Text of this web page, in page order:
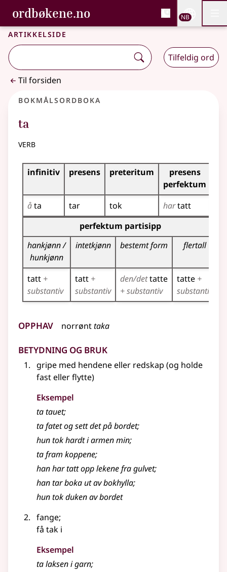
Gå til hovedinnhold
Tilgjengelighet
ordbøkene.no, Bokmålsordboka og
Bokmålsordboka og Nynorskordboka
NB
Artikkelside
Tilfeldig ord
Til forsiden
Bokmålsordboka
ta
verb
Bøyingstabell for dette verbet
infinitiv presens preteritum
presens
perfektum
åta tar tok hartatt
Bøyingstabell for dette verbet (partisippformer)
perfektum partisipp
hankjønn /
hunkjønn
intetkjønn bestemt form flertall
tatt +
substantiv
tatt +
substantiv
den/dettatte
+ substantiv
tatte +
substantiv
Opphav norrønttaka
Betydning og bruk
gripe med hendene eller redskap (og holde
fast eller flytte)
Eksempel
ta tauet;
ta fatet og sett det på bordet;
hun tok hardt i armen min;
ta fram koppene;
han har tatt opp lekene fra gulvet;
han tar boka ut av bokhylla;
hun tok duken av bordet
fange;
få tak i
Eksempel
ta laksen i garn;